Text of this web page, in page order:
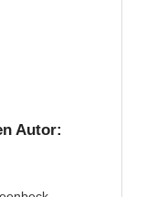
Autor: